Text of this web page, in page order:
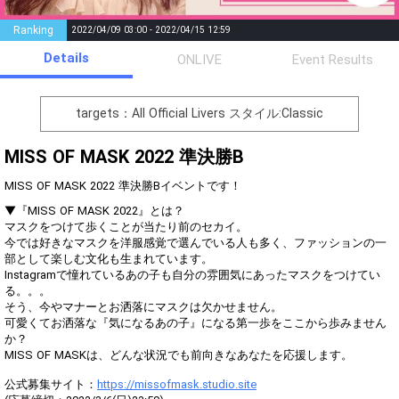
Ranking 2022/04/09 03:00 - 2022/04/15 12:59
Gifting
Throw gifts to the stage and join
the live performance.
First, try throwing free Stars
Show Gold to purchase gifts
(available from 1 JPY)! When you
continue to send gifts to the
performer(s), the performer's
popularity ranking and your
ranking go up.
To cheer on performers, you can
send them gifts.
To send performers paid items,
you must use Show Gold.
Comments
You can post comments. Please
refrain from posting comments
that may offend performers or
Close
Details ONLIVE Event Results
targets：All Official Livers スタイル:Classic
MISS OF MASK 2022 準決勝B
MISS OF MASK 2022 準決勝Bイベントです！
▼『MISS OF MASK 2022』とは？
マスクをつけて歩くことが当たり前のセカイ。
今では好きなマスクを洋服感覚で選んでいる人も多く、ファッションの一
部として楽しむ文化も生まれています。
Instagramで憧れているあの子も自分の雰囲気にあったマスクをつけてい
る。。。
そう、今やマナーとお洒落にマスクは欠かせません。
可愛くてお洒落な『気になるあの子』になる第一歩をここから歩みません
か？
MISS OF MASKは、どんな状況でも前向きなあなたを応援します。
公式募集サイト： https://missofmask.studio.site